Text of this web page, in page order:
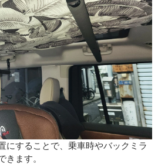
にすることで、乗車時やバックミラ
きます。